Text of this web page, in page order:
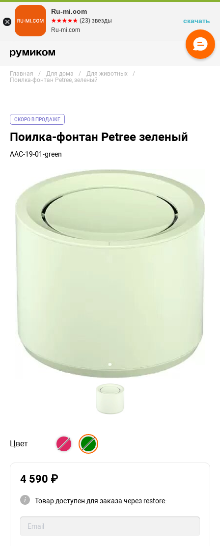
Главная Для дома
Для животных
Поилка-фонтан Petree, зеленый
СКОРО В ПРОДАЖЕ
Поилка-фонтан Petree зеленый
AAC-19-01-green
Цвет
4 590 ₽
Товар доступен для заказа через restore:
Ru-mi.com
☆☆☆☆☆
★★★★★ (23) звезды
Ru-mi.com
скачать